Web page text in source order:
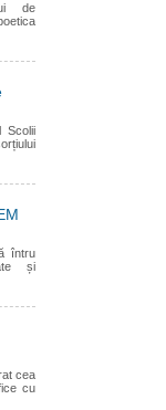
de
Scolii
întru
și
cea
cu